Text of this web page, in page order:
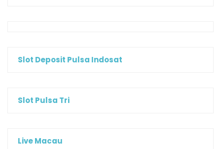
Slot Deposit Pulsa Indosat
Slot Pulsa Tri
Live Macau